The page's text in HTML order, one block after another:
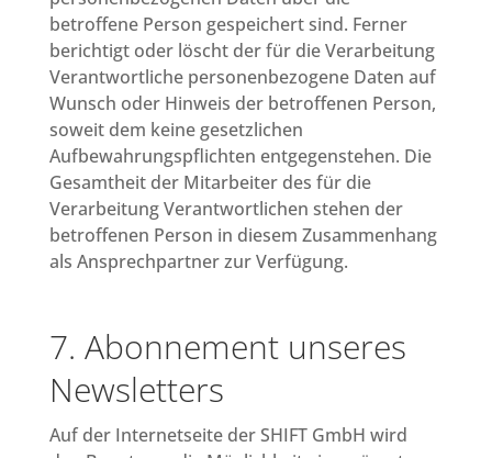
betroffene Person gespeichert sind. Ferner
berichtigt oder löscht der für die Verarbeitung
Verantwortliche personenbezogene Daten auf
Wunsch oder Hinweis der betroffenen Person,
soweit dem keine gesetzlichen
Aufbewahrungspflichten entgegenstehen. Die
Gesamtheit der Mitarbeiter des für die
Verarbeitung Verantwortlichen stehen der
betroffenen Person in diesem Zusammenhang
als Ansprechpartner zur Verfügung.
7. Abonnement unseres
Newsletters
Auf der Internetseite der SHIFT GmbH wird